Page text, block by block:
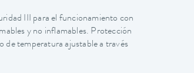
III para el funcionamiento con
y no inflamables. Protección
de temperatura ajustable a través